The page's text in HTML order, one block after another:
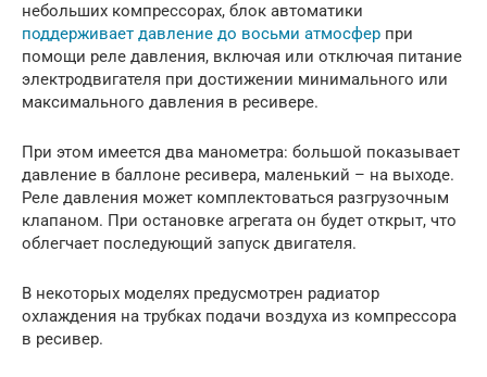
небольших компрессорах, блок автоматики
поддерживает давление до восьми атмосфер при
помощи реле давления, включая или отключая питание
электродвигателя при достижении минимального или
максимального давления в ресивере.
При этом имеется два манометра: большой показывает
давление в баллоне ресивера, маленький – на выходе.
Реле давления может комплектоваться разгрузочным
клапаном. При остановке агрегата он будет открыт, что
облегчает последующий запуск двигателя.
В некоторых моделях предусмотрен радиатор
охлаждения на трубках подачи воздуха из компрессора
в ресивер.